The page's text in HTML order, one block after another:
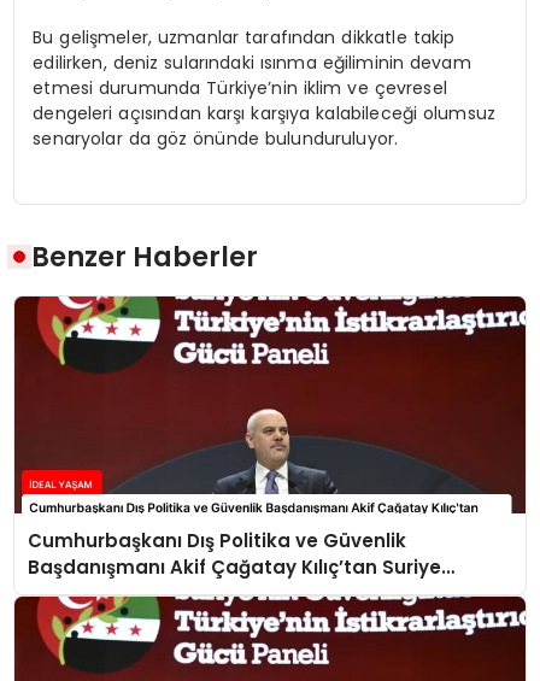
Bu gelişmeler, uzmanlar tarafından dikkatle takip
edilirken, deniz sularındaki ısınma eğiliminin devam
etmesi durumunda Türkiye’nin iklim ve çevresel
dengeleri açısından karşı karşıya kalabileceği olumsuz
senaryolar da göz önünde bulunduruluyor.
Benzer Haberler
Cumhurbaşkanı Dış Politika ve Güvenlik
Başdanışmanı Akif Çağatay Kılıç’tan Suriye
Panelinde Önemli Açıklamalar